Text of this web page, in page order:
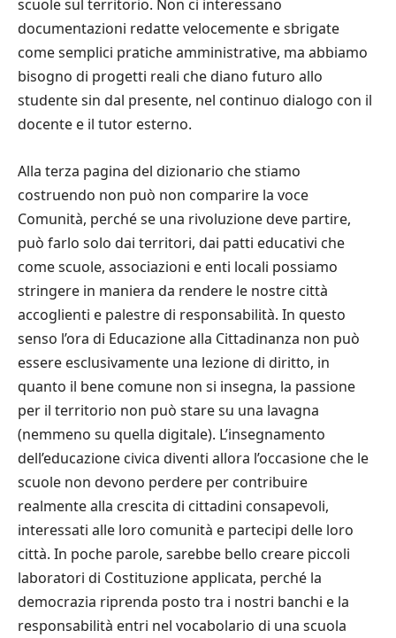
scuole sul territorio. Non ci interessano
documentazioni redatte velocemente e sbrigate
come semplici pratiche amministrative, ma abbiamo
bisogno di progetti reali che diano futuro allo
studente sin dal presente, nel continuo dialogo con il
docente e il tutor esterno.
Alla terza pagina del dizionario che stiamo
costruendo non può non comparire la voce
Comunità, perché se una rivoluzione deve partire,
può farlo solo dai territori, dai patti educativi che
come scuole, associazioni e enti locali possiamo
stringere in maniera da rendere le nostre città
accoglienti e palestre di responsabilità. In questo
senso l’ora di Educazione alla Cittadinanza non può
essere esclusivamente una lezione di diritto, in
quanto il bene comune non si insegna, la passione
per il territorio non può stare su una lavagna
(nemmeno su quella digitale). L’insegnamento
dell’educazione civica diventi allora l’occasione che le
scuole non devono perdere per contribuire
realmente alla crescita di cittadini consapevoli,
interessati alle loro comunità e partecipi delle loro
città. In poche parole, sarebbe bello creare piccoli
laboratori di Costituzione applicata, perché la
democrazia riprenda posto tra i nostri banchi e la
responsabilità entri nel vocabolario di una scuola